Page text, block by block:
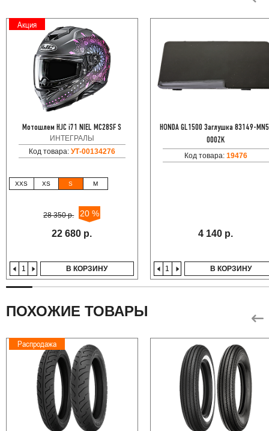
Акция
Мотошлем HJC i71 NIEL MC28SF S
ИНТЕГРАЛЫ
Код товара: УТ-00134276
XXS XS S M
28 350 р. 20 %
22 680 р.
В КОРЗИНУ
HONDA GL1500 Заглушка 83149-
000ZK
Код товара: 19476
4 140 р.
В КОРЗИНУ
ПОХОЖИЕ ТОВАРЫ
Распродажа